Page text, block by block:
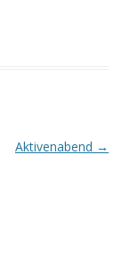
Aktivenabend →